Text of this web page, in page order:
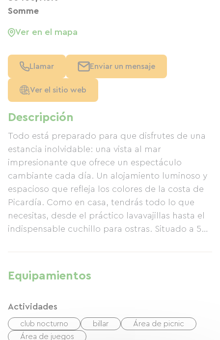
Descripción
Todo está preparado para que disfrutes de una
estancia inolvidable: una vista al mar
impresionante que ofrece un espectáculo
cambiante cada día. Un alojamiento luminoso y
espacioso que refleja los colores de la costa de
Picardía. Como en casa, tendrás todo lo que
necesitas, desde el práctico lavavajillas hasta el
indispensable cuchillo para ostras. Situado a 50
el graznido de las gaviotas podría perturbarte.
¿Te apetece una siesta o un baño? La playa está
¿Buscas actividad? Coge tus zapatillas de
senderismo o tu bicicleta; los acantilados a un
lado, la bahía del Somme al otro, o tu cubo para
Equipamientos
Actividades
club nocturno billar
Área de picnic
Área de juegos
Somme
Ver en el mapa
Llamar Enviar un mensaje
Ver el sitio web